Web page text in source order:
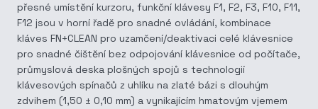
přesné umístění kurzoru, funkční klávesy F1, F2, F3, F10, F11,
F12 jsou v horní řadě pro snadné ovládání, kombinace
kláves FN+CLEAN pro uzamčení/deaktivaci celé klávesnice
pro snadné čištění bez odpojování klávesnice od počítače,
průmyslová deska plošných spojů s technologií
klávesových spínačů z uhlíku na zlaté bázi s dlouhým
zdvihem (1,50 ± 0,10 mm) a vynikajícím hmatovým vjemem